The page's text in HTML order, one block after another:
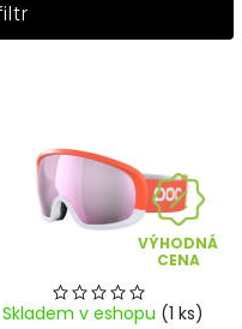
VÝHODNÁ
CENA
Skladem v eshopu (1 ks)